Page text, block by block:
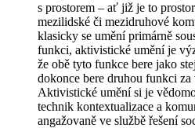
s prostorem – ať již je to
mezilidské či mezidruhové
klasicky se umění primárně
funkci, aktivistické umění je
že obě tyto funkce bere jako
dokonce bere druhou funkci
Aktivistické umění si je
technik kontextualizace a
angažovaně ve službě řešení